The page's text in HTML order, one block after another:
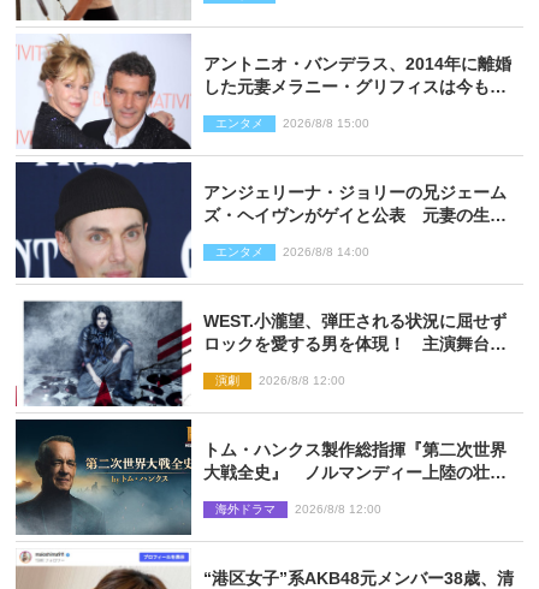
アントニオ・バンデラス、2014年に離婚
した元妻メラニー・グリフィスは今も
エンタメ 2026/8/8 15:00
アンジェリーナ・ジョリーの兄ジェーム
ズ・ヘイヴンがゲイと公表 元妻の生配
エンタメ 2026/8/8 14:00
WEST.小瀧望、弾圧される状況に屈せず
ロックを愛する男を体現！ 主演舞台
演劇 2026/8/8 12:00
トム・ハンクス製作総指揮『第二次世界
大戦全史』 ノルマンディー上陸の壮絶
海外ドラマ 2026/8/8 12:00
“港区女子”系AKB48元メンバー38歳、清